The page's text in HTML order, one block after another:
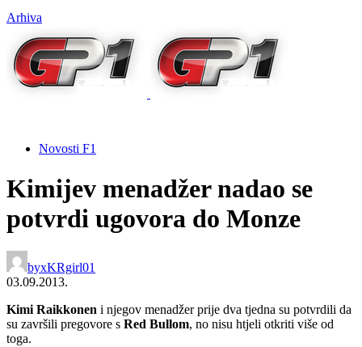
Arhiva
Novosti F1
Kimijev menadžer nadao se
potvrdi ugovora do Monze
byxKRgirl01
03.09.2013.
Kimi Raikkonen i njegov menadžer prije dva tjedna su potvrdili da
su završili pregovore s Red Bullom, no nisu htjeli otkriti više od
toga.